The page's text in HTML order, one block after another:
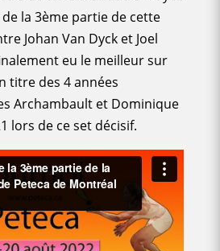
la 3ème partie de cette
Johan Van Dyck et Joel
eu le meilleur sur
titre des 4 années
Archambault et Dominique
lors de ce set décisif.